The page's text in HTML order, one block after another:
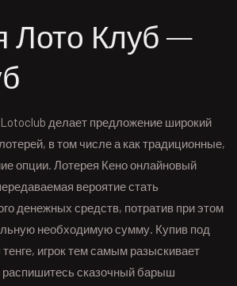
Лото Клуб –
делает предложение широкий
в том числе а как традиционные,
опции. Лотерея Кено онлайновый
вероятие стать
денежных средств, потратив при этом
необходимую сумму. Купив под
игрок тем самым разыскивает
распишитесь сказочный барыш